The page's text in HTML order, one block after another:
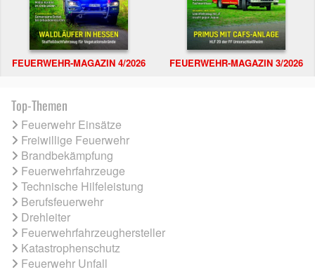
FEUERWEHR-MAGAZIN 4/2026 FEUERWEHR-MAGAZIN 3/2026
Top-Themen
Feuerwehr Einsätze
Freiwillige Feuerwehr
Brandbekämpfung
Feuerwehrfahrzeuge
Technische Hilfeleistung
Berufsfeuerwehr
Drehleiter
Feuerwehrfahrzeughersteller
Katastrophenschutz
Feuerwehr Unfall